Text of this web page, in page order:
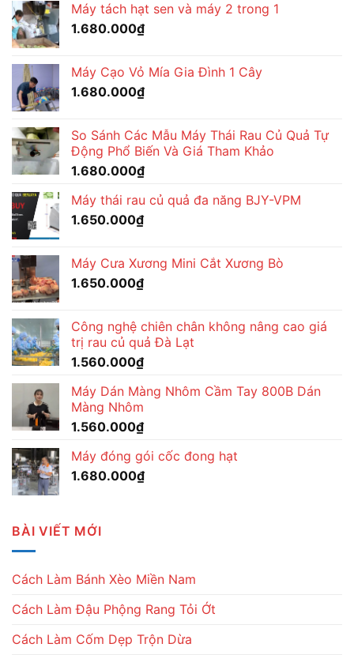
1.680.000₫. là:
Máy tách hạt sen và máy 2 trong 1
1.680.000₫
Máy Cạo Vỏ Mía Gia Đình 1 Cây
1.680.000₫
So Sánh Các Mẫu Máy Thái Rau Củ Quả Tự
Động Phổ Biến Và Giá Tham Khảo
1.680.000₫
Máy thái rau củ quả đa năng BJY-VPM
1.650.000₫
Máy Cưa Xương Mini Cắt Xương Bò
1.650.000₫
Công nghệ chiên chân không nâng cao giá
trị rau củ quả Đà Lạt
1.560.000₫
Máy Dán Màng Nhôm Cầm Tay 800B Dán
Màng Nhôm
1.560.000₫
Máy đóng gói cốc đong hạt
1.680.000₫
BÀI VIẾT MỚI
Cách Làm Bánh Xèo Miền Nam
Cách Làm Đậu Phộng Rang Tỏi Ớt
Cách Làm Cốm Dẹp Trộn Dừa